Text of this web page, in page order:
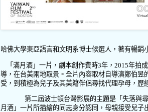
哈佛大學東亞語言和文明系博士候選人，著有暢銷
「滿月酒」一片，劇本創作費時3年， 2015年拍
導，在台美兩地取景。全片內容取材自導演鄭伯
受，到積極為兒子及其美籍伴侶尋找代理孕母，歷
第二屆波士頓台灣影展的主題是「失落與
月酒」一片所描繪的同志身分認同，母親接受兒